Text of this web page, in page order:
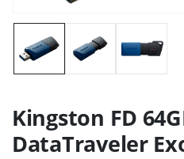
Kingston FD
DataTraveler